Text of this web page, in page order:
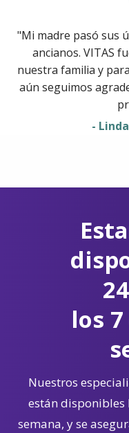
"Mi madre pasó sus
ancianos. VITAS
nuestra familia y
aún seguimos
-
los
Nuestros
están disponibles
semana, y se